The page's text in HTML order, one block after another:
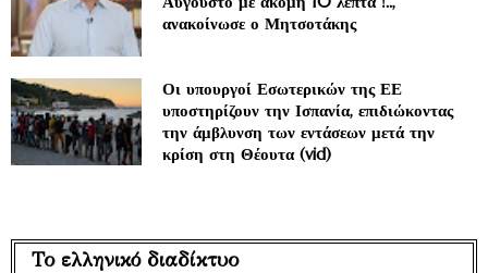
ανακοίνωσε ο Μητσοτάκης
Οι υπουργοί Εσωτερικών της ΕΕ
υποστηρίζουν την Ισπανία, επιδιώκοντας
την άμβλυνση των εντάσεων μετά την
κρίση στη Θέουτα (vid)
Το ελληνικό διαδίκτυο